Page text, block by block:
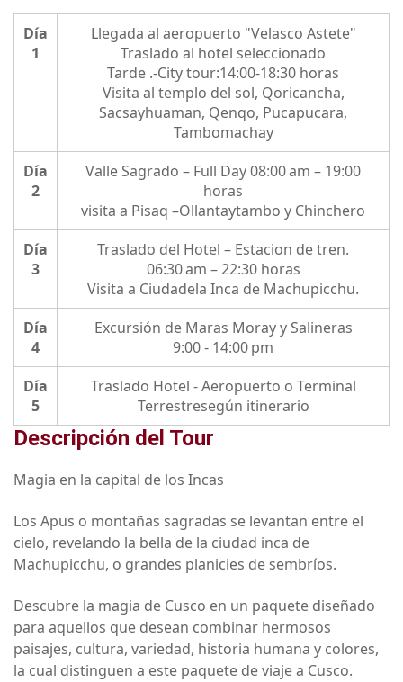
Día
1
Llegada al aeropuerto "Velasco Astete"
Traslado al hotel seleccionado
Tarde .-City tour:14:00-18:30 horas
Visita al templo del sol, Qoricancha,
Sacsayhuaman, Qenqo, Pucapucara,
Tambomachay
Día
2
Valle Sagrado – Full Day 08:00 am – 19:00
horas
visita a Pisaq –Ollantaytambo y Chinchero
Día
3
Traslado del Hotel – Estacion de tren.
06:30 am – 22:30 horas
Visita a Ciudadela Inca de Machupicchu.
Día
4
Excursión de Maras Moray y Salineras
9:00 - 14:00 pm
Día
5
Traslado Hotel - Aeropuerto o Terminal
Terrestresegún itinerario
Descripción del Tour
Magia en la capital de los Incas
Los Apus o montañas sagradas se levantan entre el
cielo, revelando la bella de la ciudad inca de
Machupicchu, o grandes planicies de sembríos.
Descubre la magia de Cusco en un paquete diseñado
para aquellos que desean combinar hermosos
paisajes, cultura, variedad, historia humana y colores,
la cual distinguen a este paquete de viaje a Cusco.